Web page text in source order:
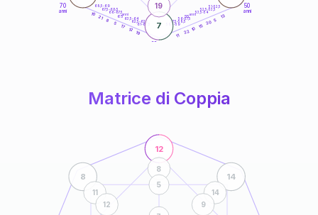
50
anni
60
70
anni
51-52,5
52,5-53,5
53,5-54
56-57,5
57,5-58,5
58,5-59
61-62,5
62,5-63,5
63,5-64
66-67,5
67,5-68,5
68,5-69
13
5
20
15
10
22
11
19
12
17
5
8
21
10
7
19
55anni
65anni
Matrice di Coppia
12
8 14
8
5
11
12
14
9